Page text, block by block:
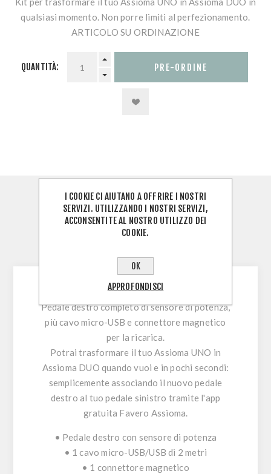
qualsiasi momento. Non porre limiti al perfezionamento.
ARTICOLO SU ORDINAZIONE
QUANTITÀ:
PANORAMICA
RECENSIONI
CONTATTACI
Pedale destro completo di sensore di potenza,
più cavo micro-USB e connettore magnetico
per la ricarica.
Potrai trasformare il tuo Assioma UNO in
Assioma DUO quando vuoi e in pochi secondi:
semplicemente associando il nuovo pedale
destro al tuo pedale sinistro tramite l'app
gratuita Favero Assioma.
• Pedale destro con sensore di potenza
• 1 cavo micro-USB/USB di 2 metri
• 1 connettore magnetico
I COOKIE CI AIUTANO A OFFRIRE I NOSTRI
SERVIZI. UTILIZZANDO I NOSTRI SERVIZI,
ACCONSENTITE AL NOSTRO UTILIZZO DEI
COOKIE.
OK
APPROFONDISCI